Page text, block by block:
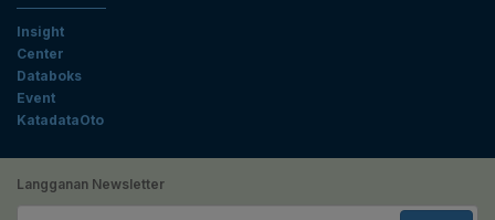
Insight
Center
Databoks
Event
KatadataOto
Langganan Newsletter